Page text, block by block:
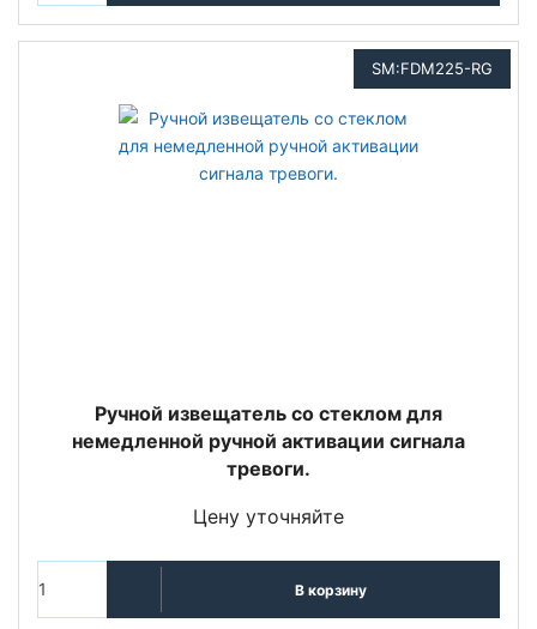
SM:FDM225-RG
Ручной извещатель со стеклом для
немедленной ручной активации сигнала
тревоги.
Цену уточняйте
В корзину